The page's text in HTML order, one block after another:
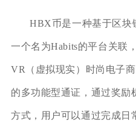
HBX币是一种基于区块
一个名为Habits的平台关联
VR（虚拟现实）时尚电子
的多功能型通证，通过奖励
方式，用户可以通过完成日